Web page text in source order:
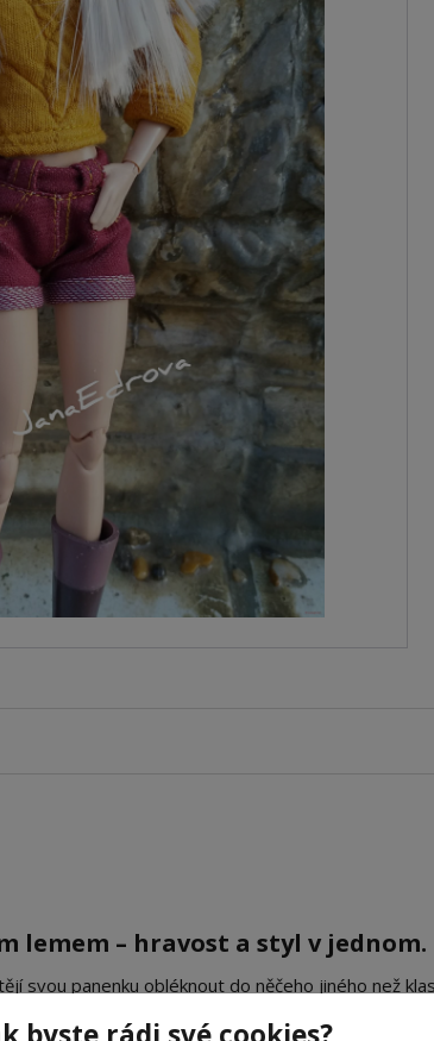
lemem – hravost a styl v jednom.
svou panenku obléknout do něčeho jiného než